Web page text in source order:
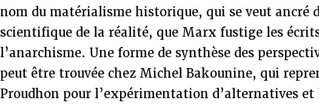
nom du matérialisme historique, qui se veut ancré
scientifique de la réalité, que Marx fustige les
l’anarchisme. Une forme de synthèse des
peut être trouvée chez Michel Bakounine, qui
Proudhon pour l’expérimentation d’alternatives et